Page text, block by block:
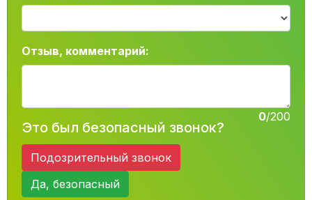
Отзыв, комментарий:
0/200
Это был безопасный звонок?
Подозрительный звонок
Да, безопасный